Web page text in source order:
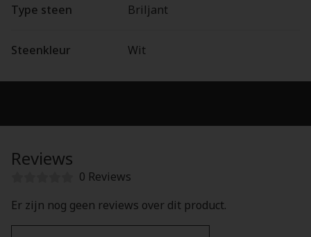
Type steen Briljant
Steenkleur Wit
Reviews
0 Reviews
Er zijn nog geen reviews over dit product.